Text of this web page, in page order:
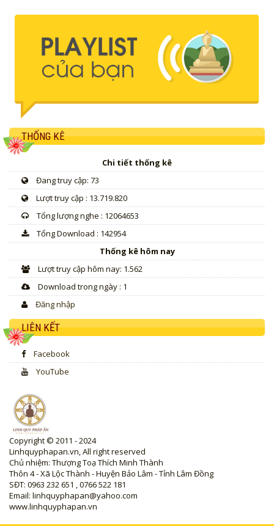
THỐNG KÊ
Chi tiết thống kê
Đang truy cập: 73
Lượt truy cập : 13.719.820
Tổng lượng nghe : 12064653
Tổng Download : 142954
Thống kê hôm nay
Lượt truy cập hôm nay: 1.562
Download trong ngày : 1
Đăng nhập
LIÊN KẾT
Facebook
YouTube
Copyright © 2011 - 2024
Linhquyphapan.vn, All right reserved
Chủ nhiệm: Thượng Toạ Thích Minh Thành
Thôn 4 - Xã Lộc Thành - Huyện Bảo Lâm - Tỉnh Lâm Đồng
SĐT: 0963 232 651 , 0766 522 181
Email: linhquyphapan@yahoo.com
www.linhquyphapan.vn